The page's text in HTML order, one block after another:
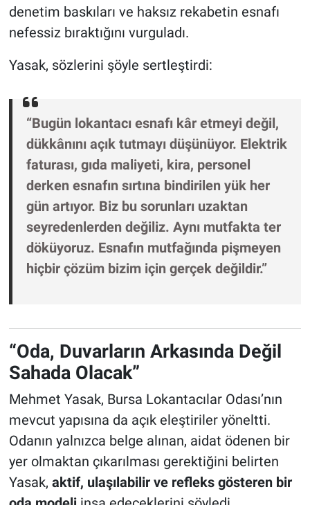
denetim baskıları ve haksız rekabetin esnafı
nefessiz bıraktığını vurguladı.
Yasak, sözlerini şöyle sertleştirdi:
“Bugün lokantacı esnafı kâr etmeyi değil,
dükkânını açık tutmayı düşünüyor. Elektrik
faturası, gıda maliyeti, kira, personel
derken esnafın sırtına bindirilen yük her
gün artıyor. Biz bu sorunları uzaktan
seyredenlerden değiliz. Aynı mutfakta ter
döküyoruz. Esnafın mutfağında pişmeyen
hiçbir çözüm bizim için gerçek değildir.”
“Oda, Duvarların Arkasında Değil
Sahada Olacak”
Mehmet Yasak, Bursa Lokantacılar Odası’nın
mevcut yapısına da açık eleştiriler yöneltti.
Odanın yalnızca belge alınan, aidat ödenen bir
yer olmaktan çıkarılması gerektiğini belirten
Yasak, aktif, ulaşılabilir ve refleks gösteren bir